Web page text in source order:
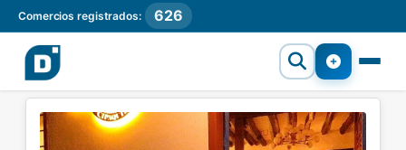
Comercios registrados: 626